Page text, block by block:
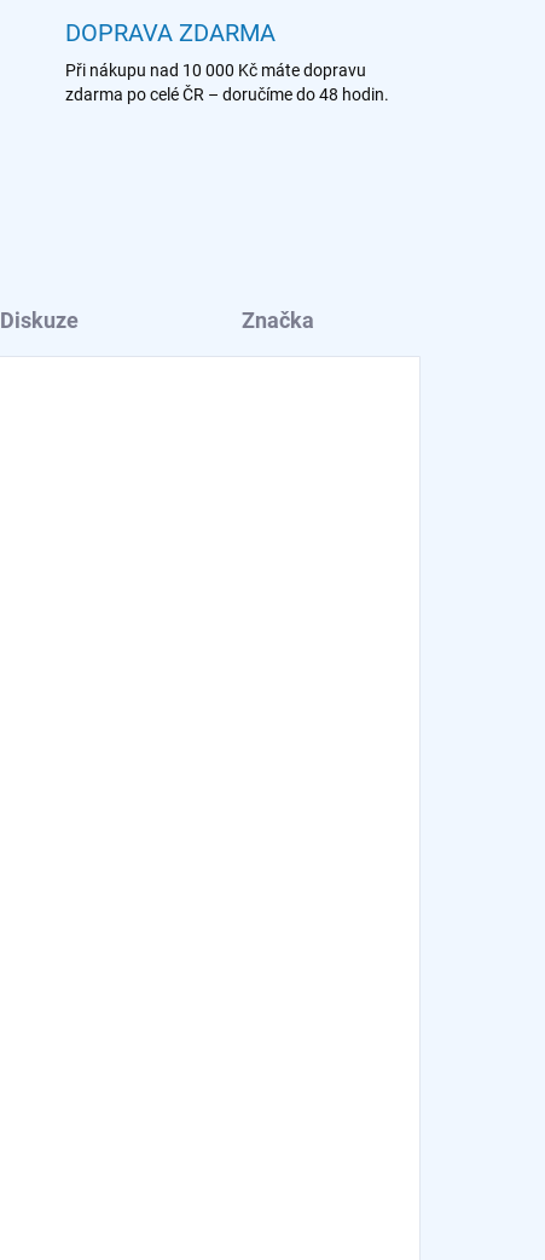
DOPRAVA ZDARMA
Při nákupu nad 10 000 Kč máte dopravu
zdarma po celé ČR – doručíme do 48 hodin.
Diskuze Značka